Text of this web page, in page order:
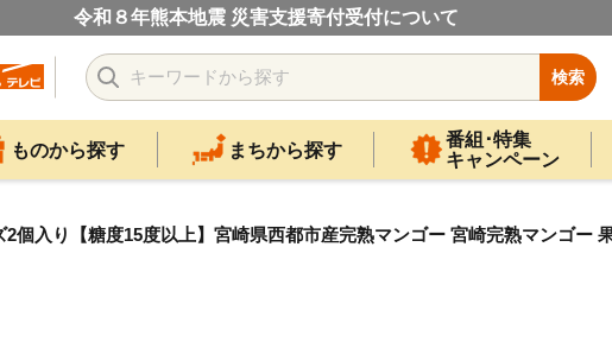
令和８年熊本地震 災害支援寄付受付について
検索
ものから探す まちから探す
番組･特集
キャンペーン
入り【糖度15度以上】宮崎県西都市産完熟マンゴー 宮崎完熟マンゴー